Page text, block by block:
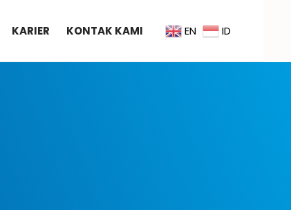
KARIER KONTAK KAMI EN ID